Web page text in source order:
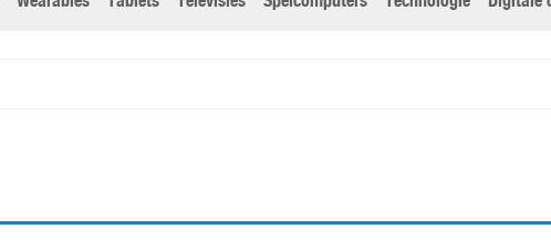
Nikon
Televisies